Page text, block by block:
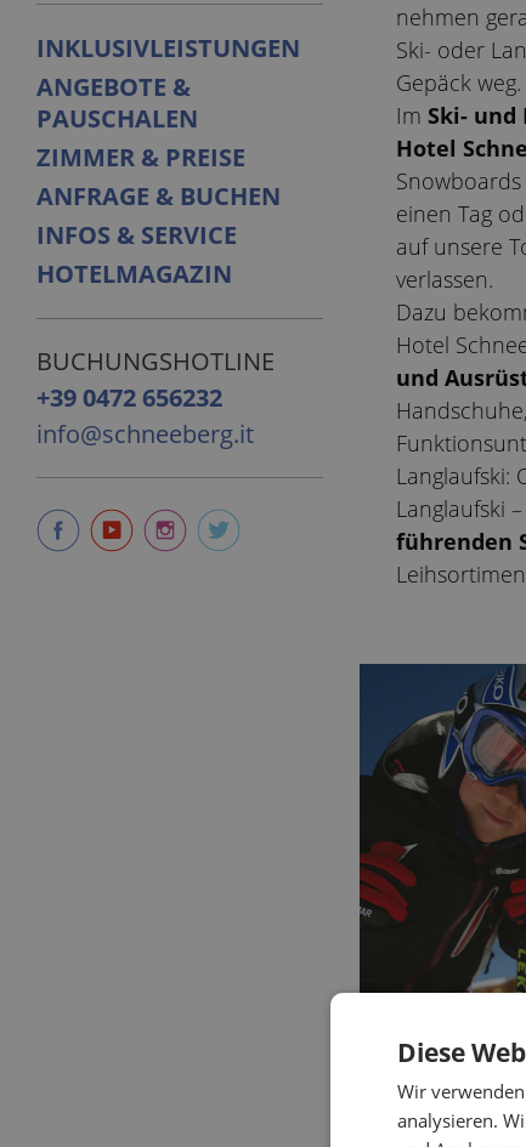
INKLUSIVLEISTUNGEN
ANGEBOTE &
PAUSCHALEN
ZIMMER & PREISE
ANFRAGE & BUCHEN
INFOS & SERVICE
HOTELMAGAZIN
BUCHUNGSHOTLINE
+39 0472 656232
info@schneeberg.it
nehmen
Ski- oder
Gepäck
Im Ski-
Hotel
einen Tag
auf unsere
verlassen.
Dazu
Hotel
und
Langlaufski:
Langlaufski
führenden
Preise
Diese
Wir
analysieren.